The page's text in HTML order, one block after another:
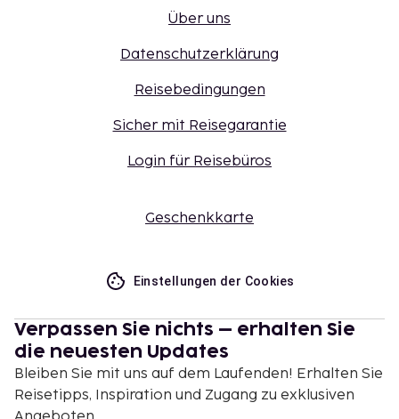
Über uns
Datenschutzerklärung
Reisebedingungen
Sicher mit Reisegarantie
Login für Reisebüros
Geschenkkarte
Einstellungen der Cookies
Verpassen Sie nichts – erhalten Sie
die neuesten Updates
Bleiben Sie mit uns auf dem Laufenden! Erhalten Sie
Reisetipps, Inspiration und Zugang zu exklusiven